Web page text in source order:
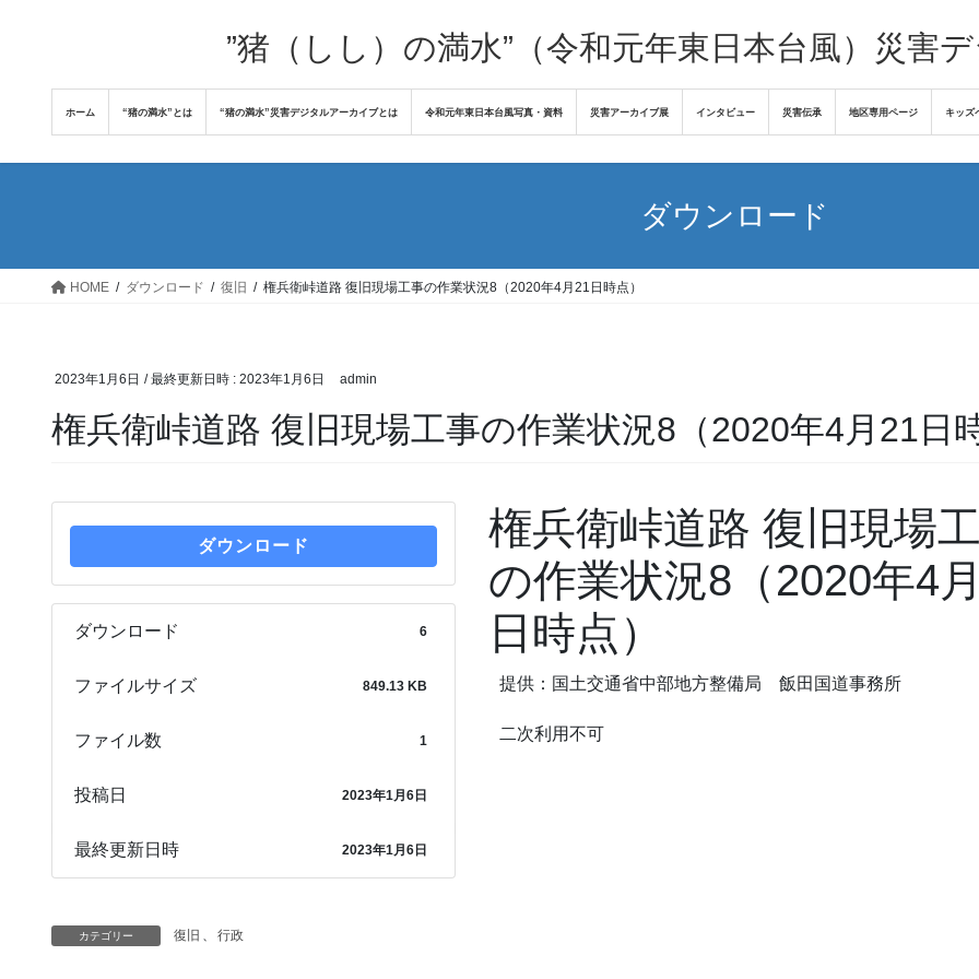
ス
ン
”猪（しし）の満水”（令和元年東日本台風）災害
ホーム “猪の満水”とは “猪の満水”災害デジタルアーカイブとは 令和元年東日本台風写真・資料 災害アーカイブ展 インタビュー 災害伝承 地区専用ページ キッズ
ダウンロード
HOME ダウンロード 復旧 権兵衛峠道路 復旧現場工事の作業状況8（2020年4月21日時点）
2023年1月6日 / 最終更新日時 : 2023年1月6日 admin
権兵衛峠道路 復旧現場工事の作業状況8（2020年4月21日時
ダウンロード
ダウンロード 6
ファイルサイズ 849.13 KB
ファイル数 1
投稿日 2023年1月6日
最終更新日時 2023年1月6日
権兵衛峠道路 復旧現場
の作業状況8（2020年4
日時点）
提供：国土交通省中部地方整備局 飯田国道事務所
二次利用不可
カテゴリー 復旧 、 行政